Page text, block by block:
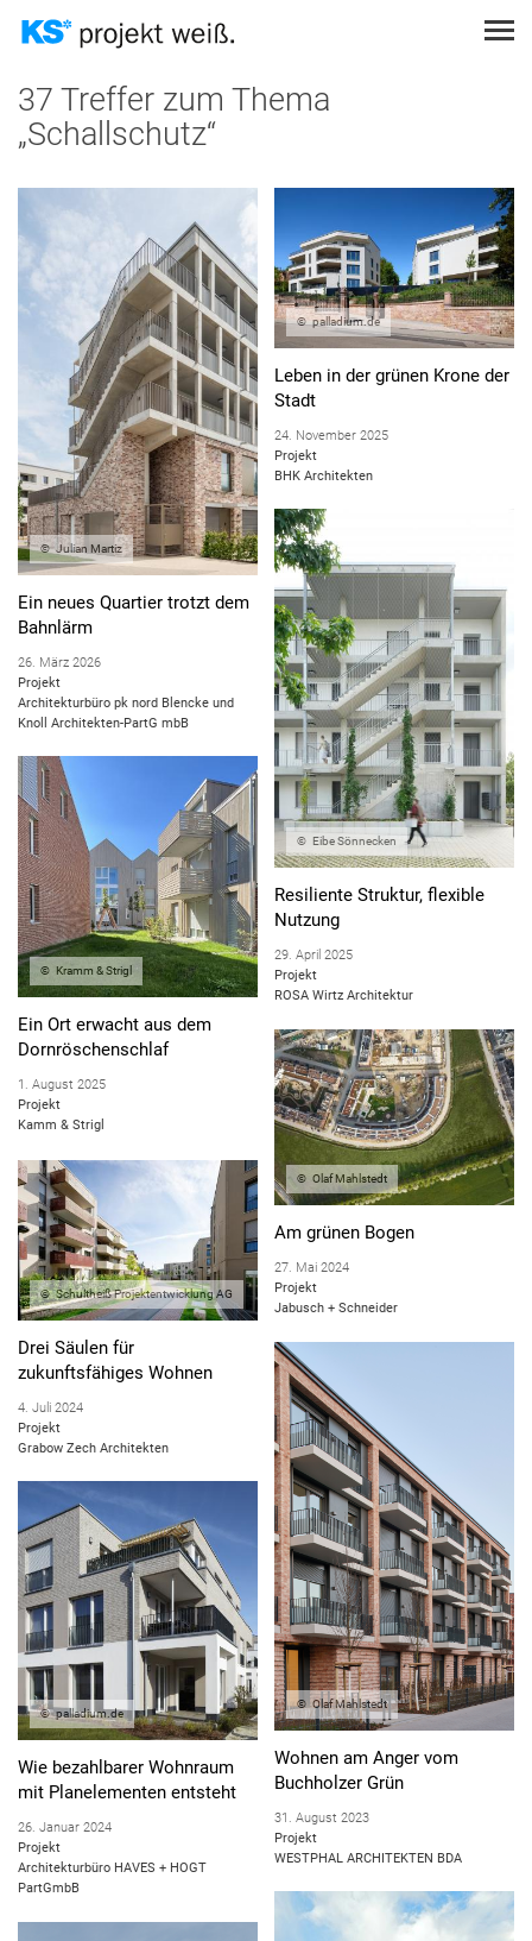
zum
Inhalt
THEMEN
Themen
STÄDTEBAULICHE GEGEBENHEITEN
TOPOGRAFISCHE GEGEBENHEITEN
NUTZUNGSKONZEPTE
ÖKOLOGISCHES BAUEN
SCHALLSCHUTZ
BRANDSCHUTZ
SICHTMAUERWERK
KOSTENGÜNSTIGES BAUEN
WÄRMESCHUTZ
DEMOGRAFISCHE GEGEBENHEITEN
FLÄCHENEFFIZIENTES BAUEN
RAUMKLIMA
SERIELLES BAUEN
NACHHALTIGES BAUEN
ENERGIEEFFIZIENTES BAUEN
BAUEN IM BESTAND
37 Treffer zum Thema
„Schallschutz“
Julian Martiz
Ein neues Quartier trotzt dem
Bahnlärm
26. März 2026
Projekt
Architekturbüro pk nord Blencke und
Knoll Architekten-PartG mbB
palladium.de
Leben in der grünen Krone der
Stadt
24. November 2025
Projekt
BHK Architekten
Kramm & Strigl
Ein Ort erwacht aus dem
Dornröschenschlaf
1. August 2025
Projekt
Kamm & Strigl
Eibe Sönnecken
Resiliente Struktur, flexible
Nutzung
29. April 2025
Projekt
ROSA Wirtz Architektur
Schultheiß Projektentwicklung AG
Drei Säulen für
zukunftsfähiges Wohnen
4. Juli 2024
Projekt
Grabow Zech Architekten
Olaf Mahlstedt
Am grünen Bogen
27. Mai 2024
Projekt
Jabusch + Schneider
palladium.de
Wie bezahlbarer Wohnraum
mit Planelementen entsteht
26. Januar 2024
Projekt
Architekturbüro HAVES + HOGT
PartGmbB
Olaf Mahlstedt
Wohnen am Anger vom
Buchholzer Grün
31. August 2023
Projekt
WESTPHAL ARCHITEKTEN BDA